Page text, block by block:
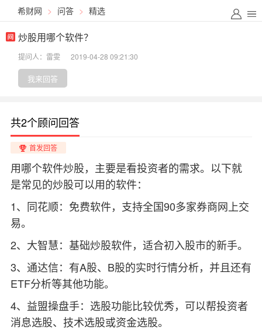
希财网 > 问答 > 精选
炒股用哪个软件？
提问人：雷雯 2019-04-28 09:21:30
我来回答
共2个顾问回答
首发回答
用哪个软件炒股，主要是看投资者的需求。以下就
是常见的炒股可以用的软件：
1、同花顺：免费软件，支持全国90多家券商网上交
易。
2、大智慧：基础炒股软件，适合初入股市的新手。
3、通达信：有A股、B股的实时行情分析，并且还有
ETF分析等其他功能。
4、益盟操盘手：选股功能比较优秀，可以帮投资者
消息选股、技术选股或资金选股。